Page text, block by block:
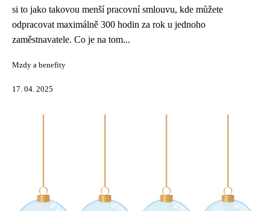
si to jako takovou menší pracovní smlouvu, kde můžete
odpracovat maximálně 300 hodin za rok u jednoho
zaměstnavatele. Co je na tom...
Mzdy a benefity
17. 04. 2025